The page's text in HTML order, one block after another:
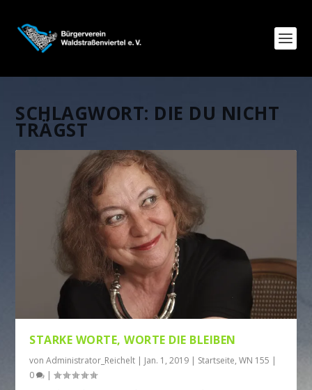
SCHLAGWORT: DIE DU NICHT
TRÄGST
STARKE WORTE, WORTE DIE BLEIBEN
vonAdministrator_Reichelt | Jan. 1, 2019 | Startseite,WN 155 |
0
|